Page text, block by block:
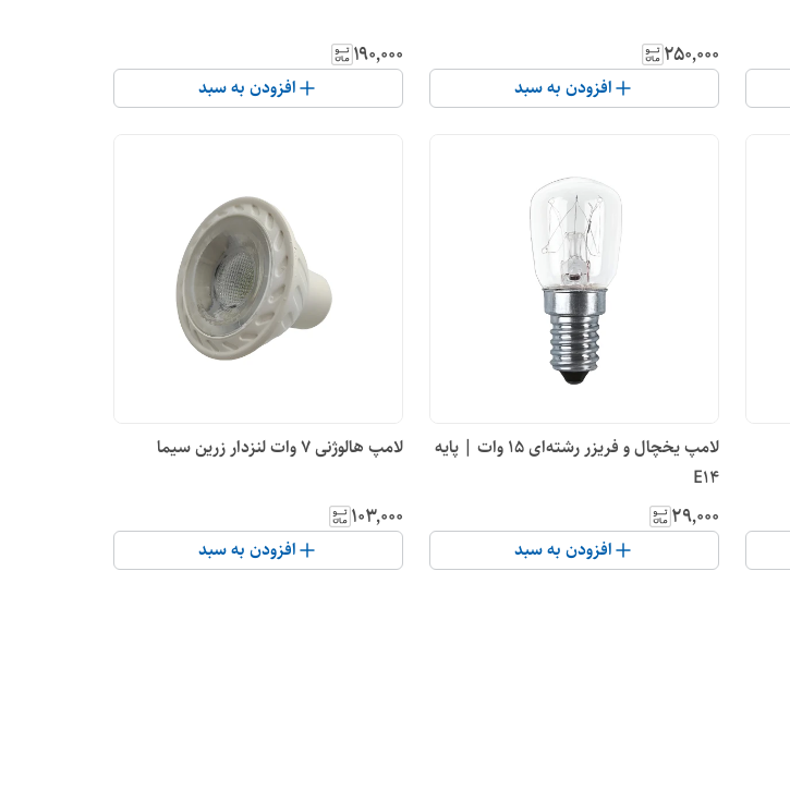
۲۵۰٬۰۰۰
افزودن به سبد
۱۹۰٬۰۰۰
افزودن به سبد
لامپ یخچال و فریزر رشته‌ای 15 وات | پایه
E14
۲۹٬۰۰۰
افزودن به سبد
لامپ هالوژنی 7 وات لنزدار زرین سیما
۱۰۳٬۰۰۰
افزودن به سبد